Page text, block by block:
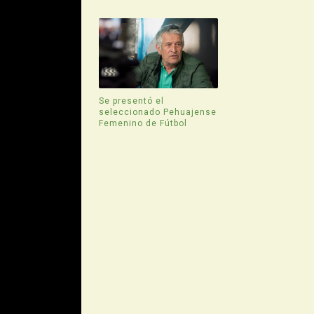
Se presentó el
seleccionado Pehuajense
Femenino de Fútbol